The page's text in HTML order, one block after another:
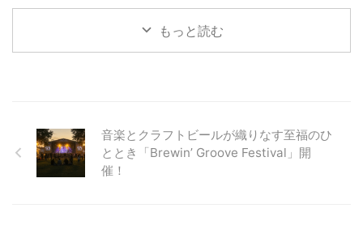
足跡を残し、未来のビールを形作
ろうとしているのかを詳しくご紹
から西アフリカで栽培されてき
た、非常に歴史の古い穀物です。
この「奇跡の穀物」と呼ばれるフ
の閲覧・購入は禁止されていま
す。 クラフトビール業界を取り
ていきます。表面的な情報だけで
は見えない、クラフトビールの多
様な側面と成長の可能性を一緒に
もっと読む
音楽とクラフトビールが織りなす至福のひ
ととき「Brewin’ Groove Festival」開
催！